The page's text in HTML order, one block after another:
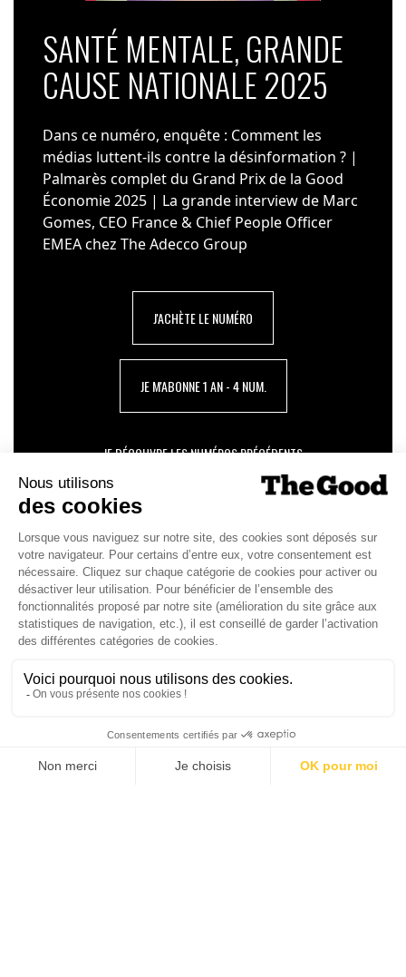
SANTÉ MENTALE, GRANDE
CAUSE NATIONALE 2025
Dans ce numéro, enquête : Comment les
médias luttent-ils contre la désinformation ? |
Palmarès complet du Grand Prix de la Good
Économie 2025 | La grande interview de Marc
Gomes, CEO France & Chief People Officer
EMEA chez The Adecco Group
J'ACHÈTE LE NUMÉRO
JE M'ABONNE 1 AN - 4 NUM.
JE DÉCOUVRE LES NUMÉROS PRÉCÉDENTS
Je suis déjà abonné(e) :
version digitale
SUIVEZ-NOUS